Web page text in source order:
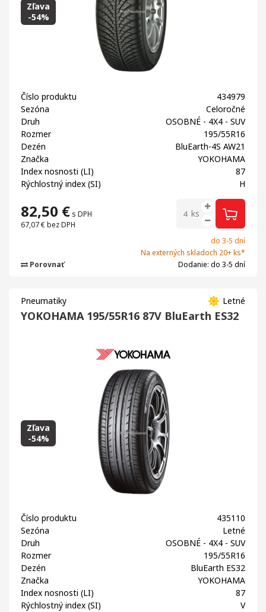
Zľava
-54%
Číslo produktu
434979
Sezóna
Celoročné
Druh
OSOBNÉ - 4X4 - SUV
Rozmer
195/55R16
Dezén
BluEarth-4S AW21
Značka
YOKOHAMA
Index nosnosti (LI)
87
Rýchlostný index (SI)
H
82,50 € s DPH
67,07 € bez DPH
ks
do 3-5 dní
Na externých skladoch 20+ ks*
Dodanie: do 3-5 dní
Porovnať
Letné
Pneumatiky
YOKOHAMA 195/55R16 87V BluEarth ES32
Zľava
-54%
Číslo produktu
435110
Sezóna
Letné
Druh
OSOBNÉ - 4X4 - SUV
Rozmer
195/55R16
Dezén
BluEarth ES32
Značka
YOKOHAMA
Index nosnosti (LI)
87
Rýchlostný index (SI)
V